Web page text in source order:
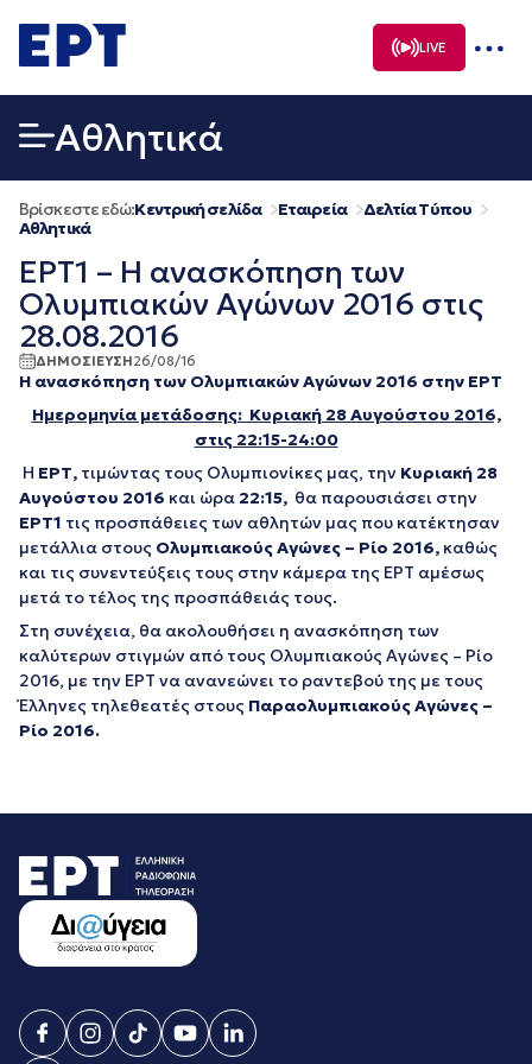
σε
περιεχόμενο
LIVE
Αθλητικά
Βρίσκεστε εδώ:Κεντρική σελίδα Εταιρεία
Δελτία Τύπου
Αθλητικά
ΕΡΤ1 – Η ανασκόπηση των
Ολυμπιακών Αγώνων 2016 στις
28.08.2016
ΔΗΜΟΣΙΕΥΣΗ26/08/16
Η ανασκόπηση των Ολυμπιακών Αγώνων 2016 στην ΕΡΤ
Ημερομηνία μετάδοσης: Κυριακή 28 Αυγούστου 2016,
στις 22:15-24:00
Η ΕΡΤ, τιμώντας τους Ολυμπιονίκες μας, την Κυριακή 28
Αυγούστου 2016 και ώρα 22:15, θα παρουσιάσει στην
ΕΡΤ1 τις προσπάθειες των αθλητών μας που κατέκτησαν
μετάλλια στους Ολυμπιακούς Αγώνες – Ρίο 2016, καθώς
και τις συνεντεύξεις τους στην κάμερα της ΕΡΤ αμέσως
μετά το τέλος της προσπάθειάς τους.
Στη συνέχεια, θα ακολουθήσει η ανασκόπηση των
καλύτερων στιγμών από τους Ολυμπιακούς Αγώνες – Ρίο
2016, με την ΕΡΤ να ανανεώνει το ραντεβού της με τους
Έλληνες τηλεθεατές στους Παραολυμπιακούς Αγώνες –
Ρίο 2016.